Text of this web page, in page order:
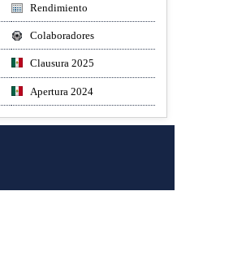
Rendimiento
Colaboradores
Clausura 2025
Apertura 2024